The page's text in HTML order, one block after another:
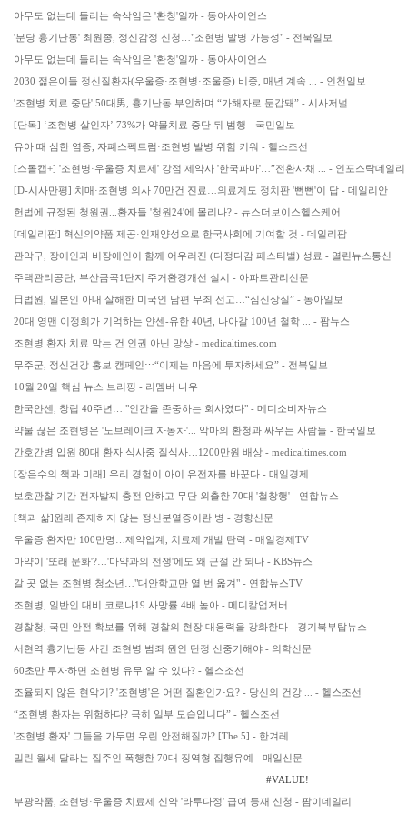
아무도 없는데 들리는 속삭임은 '환청'일까 - 동아사이언스
'분당 흉기난동' 최원종, 정신감정 신청…"조현병 발병 가능성" - 전북일보
아무도 없는데 들리는 속삭임은 '환청'일까 - 동아사이언스
2030 젊은이들 정신질환자(우울증·조현병·조울증) 비중, 매년 계속 ... - 인천일보
'조현병 치료 중단' 50대男, 흉기난동 부인하며 “가해자로 둔갑돼” - 시사저널
[단독] ‘조현병 살인자’ 73%가 약물치료 중단 뒤 범행 - 국민일보
유아 때 심한 염증, 자폐스펙트럼·조현병 발병 위험 키워 - 헬스조선
[스몰캡+] '조현병·우울증 치료제' 강점 제약사 '한국파마'…”전환사채 ... - 인포스탁데일리
[D-시사만평] 치매·조현병 의사 70만건 진료…의료계도 정치판 '뻔뻔'이 답 - 데일리안
헌법에 규정된 청원권...환자들 '청원24'에 몰리나? - 뉴스더보이스헬스케어
[데일리팜] 혁신의약품 제공·인재양성으로 한국사회에 기여할 것 - 데일리팜
관악구, 장애인과 비장애인이 함께 어우러진 (다정다감 페스티벌) 성료 - 열린뉴스통신
주택관리공단, 부산금곡1단지 주거환경개선 실시 - 아파트관리신문
日법원, 일본인 아내 살해한 미국인 남편 무죄 선고…“심신상실” - 동아일보
20대 영맨 이정희가 기억하는 얀센-유한 40년, 나아갈 100년 철학 ... - 팜뉴스
조현병 환자 치료 막는 건 인권 아닌 망상 - medicaltimes.com
무주군, 정신건강 홍보 캠페인⋯“이제는 마음에 투자하세요” - 전북일보
10월 20일 핵심 뉴스 브리핑 - 리멤버 나우
한국얀센, 창립 40주년… "인간을 존중하는 회사였다" - 메디소비자뉴스
약물 끊은 조현병은 '노브레이크 자동차'... 악마의 환청과 싸우는 사람들 - 한국일보
간호간병 입원 80대 환자 식사중 질식사…1200만원 배상 - medicaltimes.com
[장은수의 책과 미래] 우리 경험이 아이 유전자를 바꾼다 - 매일경제
보호관찰 기간 전자발찌 충전 안하고 무단 외출한 70대 '철창행' - 연합뉴스
[책과 삶]원래 존재하지 않는 정신분열증이란 병 - 경향신문
우울증 환자만 100만명…제약업계, 치료제 개발 탄력 - 매일경제TV
마약이 '또래 문화'?…'마약과의 전쟁'에도 왜 근절 안 되나 - KBS뉴스
갈 곳 없는 조현병 청소년…"대안학교만 열 번 옮겨" - 연합뉴스TV
조현병, 일반인 대비 코로나19 사망률 4배 높아 - 메디칼업저버
경찰청, 국민 안전 확보를 위해 경찰의 현장 대응력을 강화한다 - 경기북부탑뉴스
서현역 흉기난동 사건 조현병 범죄 원인 단정 신중기해야 - 의학신문
60초만 투자하면 조현병 유무 알 수 있다? - 헬스조선
조율되지 않은 현악기? '조현병'은 어떤 질환인가요? - 당신의 건강 ... - 헬스조선
“조현병 환자는 위험하다? 극히 일부 모습입니다” - 헬스조선
'조현병 환자' 그들을 가두면 우린 안전해질까? [The 5] - 한겨레
밀린 월세 달라는 집주인 폭행한 70대 징역형 집행유예 - 매일신문
#VALUE!
부광약품, 조현병·우울증 치료제 신약 '라투다정' 급여 등재 신청 - 팜이데일리